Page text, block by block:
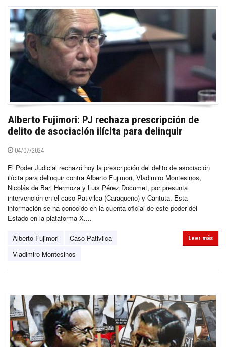
Alberto Fujimori: PJ rechaza prescripción de
delito de asociación ilícita para delinquir
04/07/2024
El Poder Judicial rechazó hoy la prescripción del delito de asociación
ilícita para delinquir contra Alberto Fujimori, Vladimiro Montesinos,
Nicolás de Bari Hermoza y Luis Pérez Documet, por presunta
intervención en el caso Pativilca (Caraqueño) y Cantuta. Esta
información se ha conocido en la cuenta oficial de este poder del
Estado en la plataforma X....
Alberto Fujimori
Caso Pativilca
Vladimiro Montesinos
Leer más